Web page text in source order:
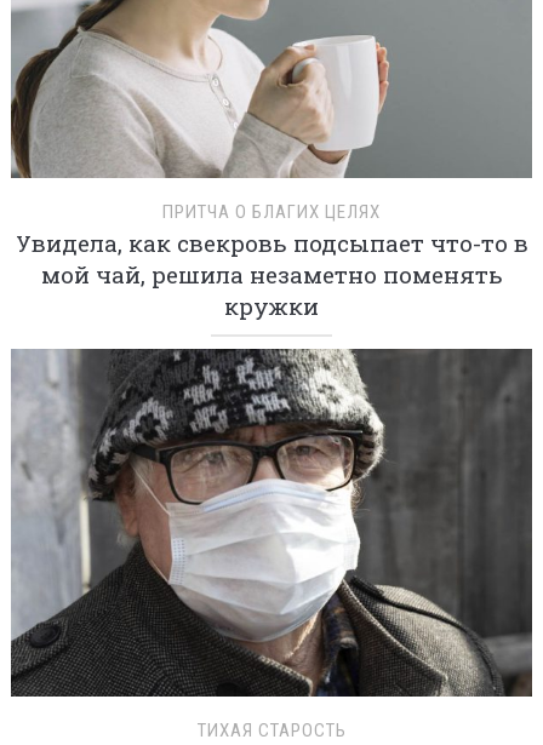
ПРИТЧА О БЛАГИХ ЦЕЛЯХ
Увидела, как свекровь подсыпает что-то в
мой чай, решила незаметно поменять
кружки
ТИХАЯ СТАРОСТЬ